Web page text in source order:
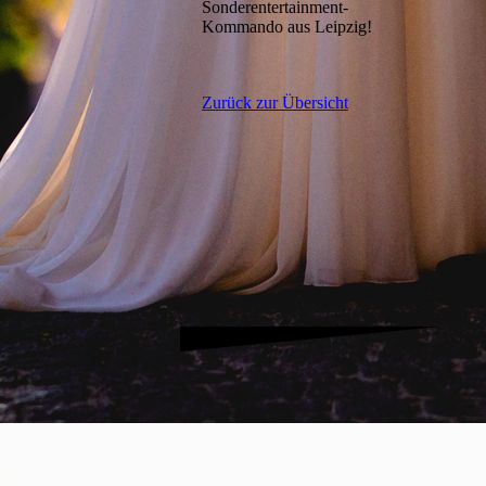
Sonderentertainment-
Kommando aus Leipzig!
Zurück zur Übersicht